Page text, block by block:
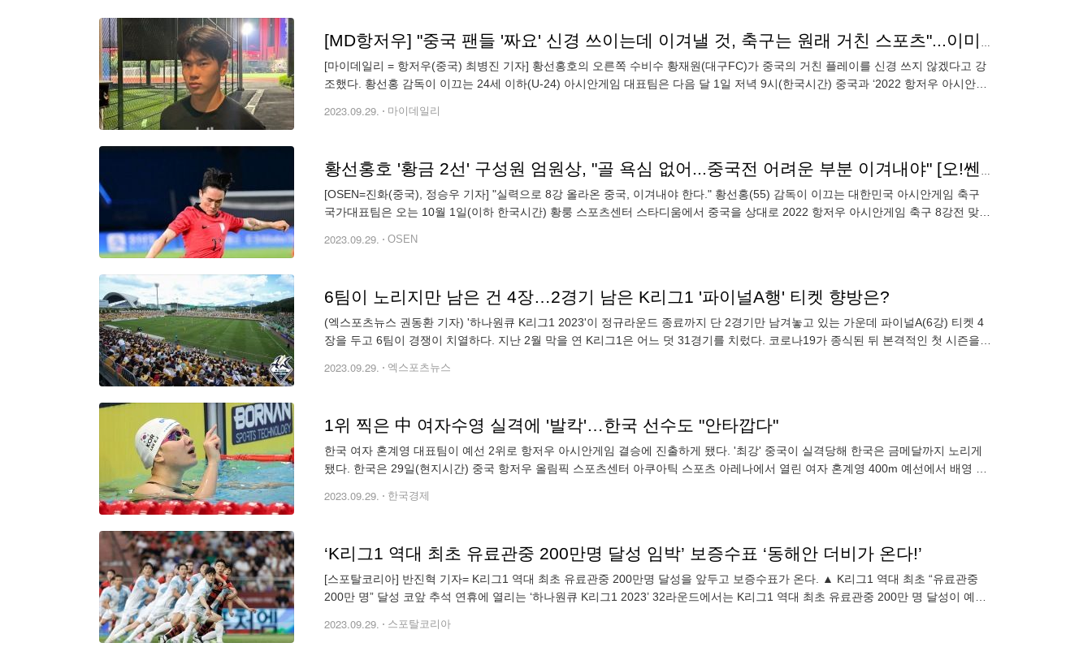
[MD항저우] "중국 팬들 '짜요' 신경 쓰이는데 이겨낼 것, 축구는 원래 거친 스포츠"...이미 '중국' 경험한 황재원
[마이데일리 = 항저우(중국) 최병진 기자] 황선홍호의 오른쪽 수비수 황재원(대구FC)가 중국의 거친 플레이를 신경 쓰지 않겠다고 강
조했다. 황선홍 감독이 이끄는 24세 이하(U-24) 아시안게임 대표팀은 다음 달 1일 저녁 9시(한국시간) 중국과 ‘2022 항저우 아시안게
2023.09.29. 마이데일리
황선홍호 '황금 2선' 구성원 엄원상, "골 욕심 없어...중국전 어려운 부분 이겨내야" [오!쎈 진화]
[OSEN=진화(중국), 정승우 기자] "실력으로 8강 올라온 중국, 이겨내야 한다." 황선홍(55) 감독이 이끄는 대한민국 아시안게임 축구
국가대표팀은 오는 10월 1일(이하 한국시간) 황룽 스포츠센터 스타디움에서 중국을 상대로 2022 항저우 아시안게임 축구 8강전 맞대
2023.09.29. OSEN
6팀이 노리지만 남은 건 4장…2경기 남은 K리그1 '파이널A행' 티켓 향방은?
(엑스포츠뉴스 권동환 기자) '하나원큐 K리그1 2023'이 정규라운드 종료까지 단 2경기만 남겨놓고 있는 가운데 파이널A(6강) 티켓 4
장을 두고 6팀이 경쟁이 치열하다. 지난 2월 막을 연 K리그1은 어느 덧 31경기를 치렀다. 코로나19가 종식된 뒤 본격적인 첫 시즌을
2023.09.29. 엑스포츠뉴스
1위 찍은 中 여자수영 실격에 '발칵'…한국 선수도 "안타깝다"
한국 여자 혼계영 대표팀이 예선 2위로 항저우 아시안게임 결승에 진출하게 됐다. '최강' 중국이 실격당해 한국은 금메달까지 노리게
됐다. 한국은 29일(현지시간) 중국 항저우 올림픽 스포츠센터 아쿠아틱 스포츠 아레나에서 열린 여자 혼계영 400m 예선에서 배영 이
2023.09.29. 한국경제
‘K리그1 역대 최초 유료관중 200만명 달성 임박’ 보증수표 ‘동해안 더비가 온다!’
[스포탈코리아] 반진혁 기자= K리그1 역대 최초 유료관중 200만명 달성을 앞두고 보증수표가 온다. ▲ K리그1 역대 최초 “유료관중
200만 명” 달성 코앞 추석 연휴에 열리는 ‘하나원큐 K리그1 2023’ 32라운드에서는 K리그1 역대 최초 유료관중 200만 명 달성이 예상
2023.09.29. 스포탈코리아